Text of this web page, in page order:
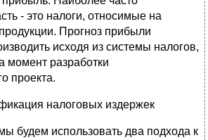
- это налоги, относимые на
Прогноз прибыли
исходя из системы налогов,
момент разработки
проекта.
налоговых издержек
будем использовать два подхода к